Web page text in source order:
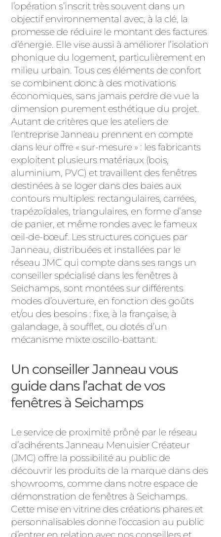
l’opération s’inscrit très souvent dans un
objectif environnemental avec, à la clé, la
promesse de réduire le montant des factures
d’énergie. Elle vise aussi à améliorer l’isolation
phonique du logement, particulièrement en
milieu urbain. Tous ces éléments de confort
se combinent donc à des motivations
économiques, sans jamais perdre de vue la
dimension purement esthétique du projet.
Autant de critères que les ateliers de
l’entreprise Janneau prennent en compte
dans leur offre « sur-mesure » : les fabricants
exploitent plusieurs matériaux (bois,
aluminium, PVC) et travaillent des fenêtres
destinées à se loger dans des baies aux
contours multiples: rectangulaires, carrées,
trapézoïdales, triangulaires, en forme d’anse
de panier, et même rondes avec le fameux
œil-de-bœuf. Les structures conçues par
Janneau, distribuées et installées par le
réseau JMC qui compte dans ses rangs un
conseiller spécialisé dans les fenêtres à
Seichamps, sont montées sur différents
modes d’ouverture, en fonction des goûts
et/ou des besoins : fixe, à la française, à
galandage, à soufflet, ou dotés d’un
mécanisme mixte oscillo-battant.
Un conseiller Janneau vous
guide dans l’achat de vos
fenêtres à Seichamps
Le service de proximité prôné par le réseau
d’adhérents Janneau Menuisier Créateur
(JMC) offre la possibilité au public de
découvrir les produits de la marque dans des
showrooms, comme dans notre espace de
démonstration de fenêtres à Seichamps.
Cette mise en vitrine des créations phares et
personnalisables donne l’occasion au public